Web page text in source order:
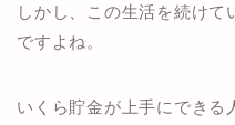
しかし、この生活を続けて
ですよね。
いくら貯金が上手にできる